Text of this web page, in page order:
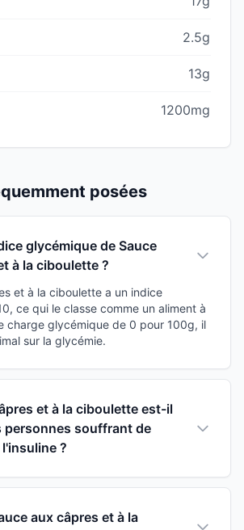
2.5g
13g
1200mg
posées
glycémique de Sauce
à la ciboulette ?
et à la ciboulette a un indice
ce qui le classe comme un aliment à
charge glycémique de 0 pour 100g, il
sur la glycémie.
et à la ciboulette est-il
personnes souffrant de
?
aux câpres et à la